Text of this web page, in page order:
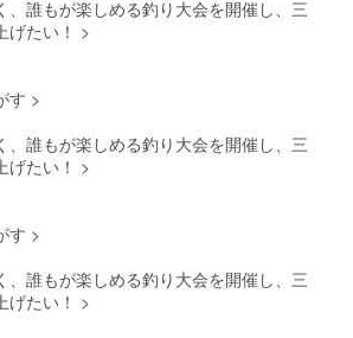
、誰もが楽しめる釣り大会を開催し、三
たい！ >
す >
、誰もが楽しめる釣り大会を開催し、三
たい！ >
す >
、誰もが楽しめる釣り大会を開催し、三
たい！ >